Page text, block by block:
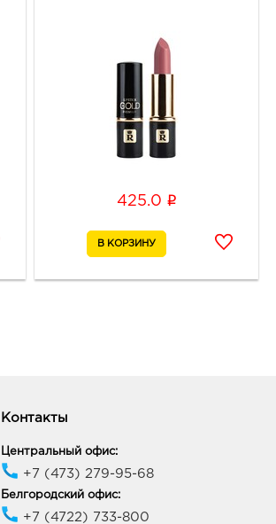
425.0 i
Контакты
Центральный офис:
+7 (473) 279-95-68
Белгородский офис:
+7 (4722) 733-800